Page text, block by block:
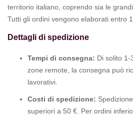
territorio italiano, coprendo sia le
Tutti gli ordini vengono elaborati entro
Dettagli di spedizione
Tempi di consegna: Di solito 1-
zone remote, la consegna può
lavorativi.
Costi di spedizione:
superiori a 50 €. Per ordini